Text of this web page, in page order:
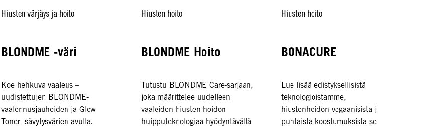
Hiusten värjäys ja hoito
BLONDME -väri
Koe hehkuva vaaleus –
uudistettujen BLONDME-
vaalennusjauheiden ja Glow
Toner -sävytysvärien avulla.
Hiusten hoito
BLONDME Hoito
Tutustu BLONDME Care-sarjaan,
joka määrittelee uudelleen
vaaleiden hiusten hoidon
huipputeknologiaa hyödyntävällä
Hiusten hoito
BONACURE
Lue lisää edistyksellisistä
teknologioistamme,
hiustenhoidon vegaanisista ja
puhtaista koostumuksista sekä